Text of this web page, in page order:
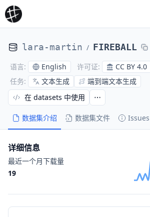
lara-martin / FIREBALL
语言: English 许可证:
CC BY 4.0
任务: 文本生成 端到端文本生成
数据集介绍 数据集文件 Issues
在 datasets 中使用
详细信息
最近一个月下载量
19